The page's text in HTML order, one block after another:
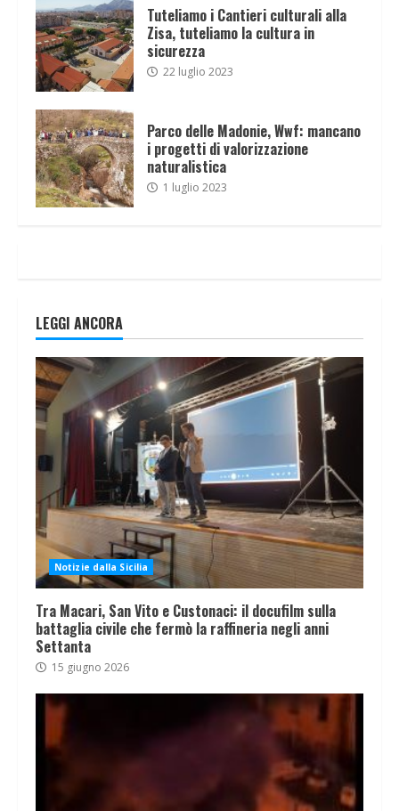
Tuteliamo i Cantieri culturali alla
Zisa, tuteliamo la cultura in
sicurezza
22 luglio 2023
Parco delle Madonie, Wwf: mancano
i progetti di valorizzazione
naturalistica
1 luglio 2023
LEGGI ANCORA
Notizie dalla Sicilia
Tra Macari, San Vito e Custonaci: il docufilm sulla
battaglia civile che fermò la raffineria negli anni
Settanta
15 giugno 2026